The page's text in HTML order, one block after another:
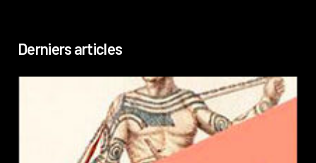
Derniers articles